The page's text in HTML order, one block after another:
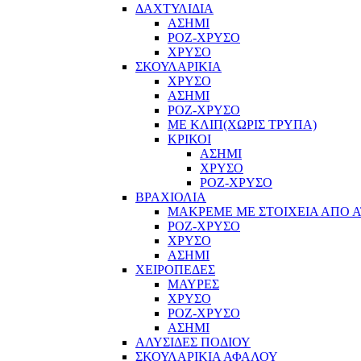
ΔΑΧΤΥΛΙΔΙΑ
ΑΣΗΜΙ
ΡΟΖ-ΧΡΥΣΟ
ΧΡΥΣΟ
ΣΚΟΥΛΑΡΙΚΙΑ
ΧΡΥΣΟ
ΑΣΗΜΙ
ΡΟΖ-ΧΡΥΣΟ
ΜΕ ΚΛΙΠ(ΧΩΡΙΣ ΤΡΥΠΑ)
ΚΡΙΚΟΙ
ΑΣΗΜΙ
ΧΡΥΣΟ
ΡΟΖ-ΧΡΥΣΟ
ΒΡΑΧΙΟΛΙΑ
ΜΑΚΡΕΜΕ ΜΕ ΣΤΟΙΧΕΙΑ ΑΠΟ
ΡΟΖ-ΧΡΥΣΟ
ΧΡΥΣΟ
ΑΣΗΜΙ
ΧΕΙΡΟΠΕΔΕΣ
ΜΑΥΡΕΣ
ΧΡΥΣΟ
ΡΟΖ-ΧΡΥΣΟ
ΑΣΗΜΙ
ΑΛΥΣΙΔΕΣ ΠΟΔΙΟΥ
ΣΚΟΥΛΑΡΙΚΙΑ ΑΦΑΛΟΥ